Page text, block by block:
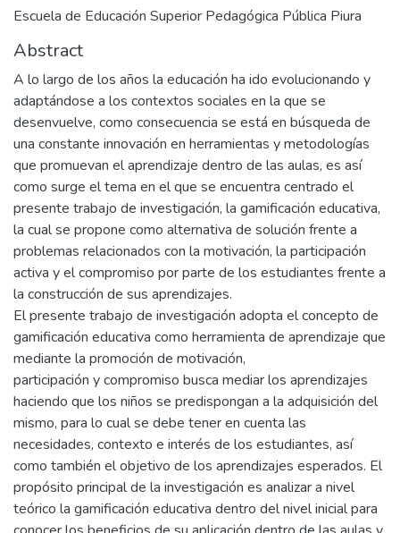
Escuela de Educación Superior Pedagógica Pública Piura
Abstract
A lo largo de los años la educación ha ido evolucionando y
adaptándose a los contextos sociales en la que se
desenvuelve, como consecuencia se está en búsqueda de
una constante innovación en herramientas y metodologías
que promuevan el aprendizaje dentro de las aulas, es así
como surge el tema en el que se encuentra centrado el
presente trabajo de investigación, la gamificación educativa,
la cual se propone como alternativa de solución frente a
problemas relacionados con la motivación, la participación
activa y el compromiso por parte de los estudiantes frente a
la construcción de sus aprendizajes.
El presente trabajo de investigación adopta el concepto de
gamificación educativa como herramienta de aprendizaje que
mediante la promoción de motivación,
participación y compromiso busca mediar los aprendizajes
haciendo que los niños se predispongan a la adquisición del
mismo, para lo cual se debe tener en cuenta las
necesidades, contexto e interés de los estudiantes, así
como también el objetivo de los aprendizajes esperados. El
propósito principal de la investigación es analizar a nivel
teórico la gamificación educativa dentro del nivel inicial para